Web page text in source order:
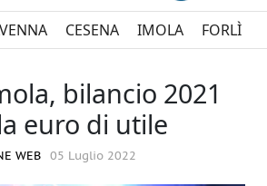
CESENA IMOLA FORLÌ
bilancio 2021
euro di utile
WEB 05 Luglio 2022